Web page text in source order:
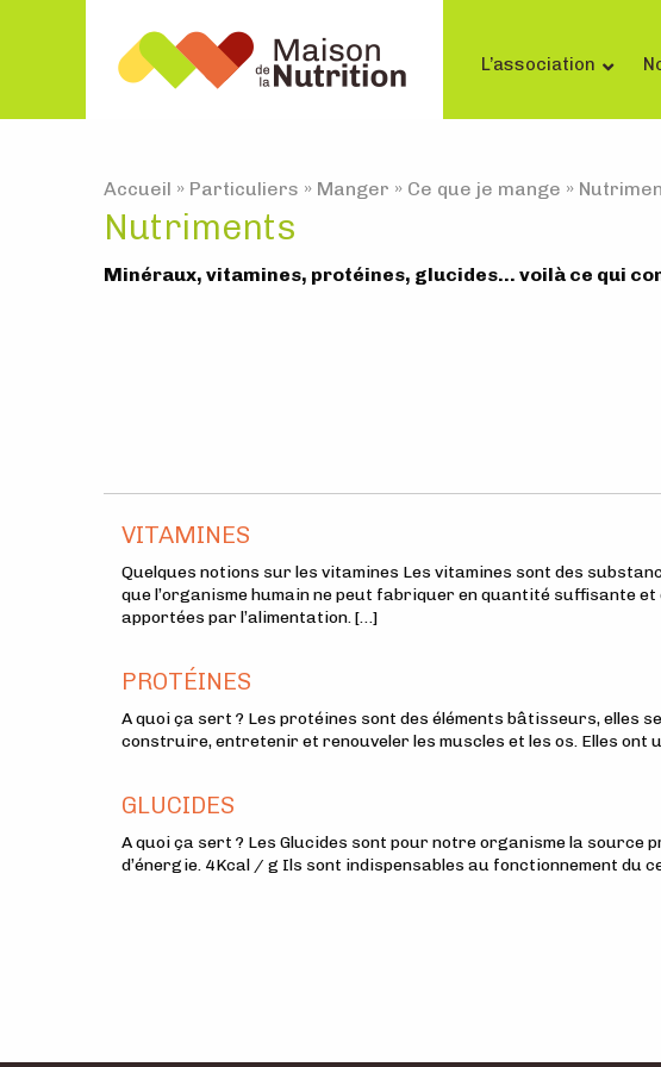
L’association
Accueil » Particuliers » Manger » Ce que je mange »
Nutriments
Minéraux, vitamines, protéines, glucides… voilà ce qui
VITAMINES
Quelques notions sur les vitamines Les vitamines sont des
que l’organisme humain ne peut fabriquer en quantité suffisante
apportées par l’alimentation. […]
PROTÉINES
A quoi ça sert ? Les protéines sont des éléments bâtisseurs, elles
construire, entretenir et renouveler les muscles et les os. Elles ont
GLUCIDES
A quoi ça sert ? Les Glucides sont pour notre organisme la source
d’énergie. 4Kcal / g Ils sont indispensables au fonctionnement du